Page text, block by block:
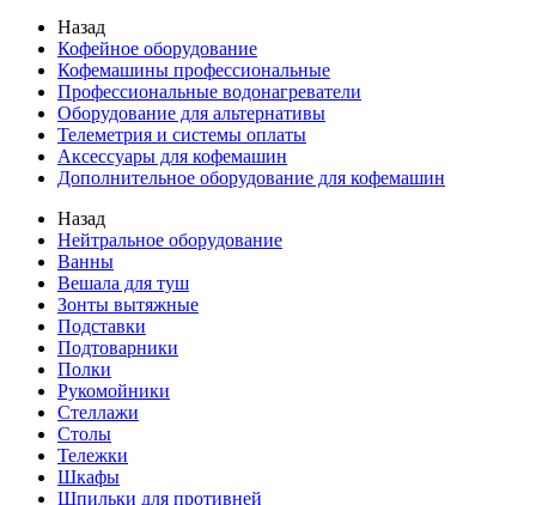
Назад
Кофейное оборудование
Кофемашины профессиональные
Профессиональные водонагреватели
Оборудование для альтернативы
Телеметрия и системы оплаты
Аксессуары для кофемашин
Дополнительное оборудование для кофемашин
Назад
Нейтральное оборудование
Ванны
Вешала для туш
Зонты вытяжные
Подставки
Подтоварники
Полки
Рукомойники
Стеллажи
Столы
Тележки
Шкафы
Шпильки для противней